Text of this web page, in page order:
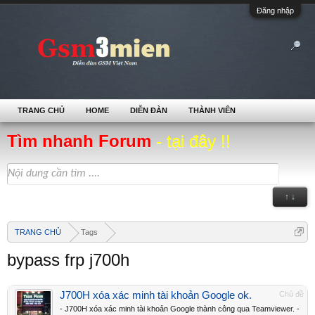
Đăng nhập
Tìm nhanh Forum - tại đây !!
↑ ↓
TRANG CHỦ Tags
bypass frp j700h
Chủ đề
J700H xóa xác minh tài khoản Google ok.
- J700H xóa xác minh tài khoản Google thành công qua Teamviewer. -
TRANG CHỦ HOME DIỄN ĐÀN THÀNH VIÊN